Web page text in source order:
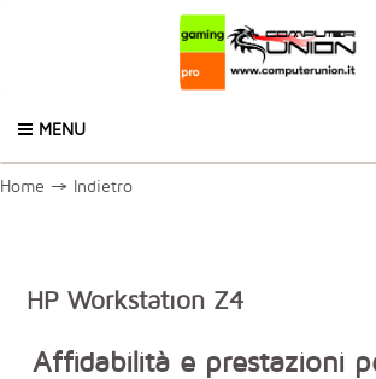
MENU
Home → Indietro
HP Workstation Z4
Affidabilità e prestazioni